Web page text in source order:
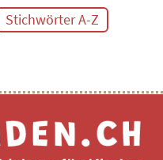
Stichwörter A-Z